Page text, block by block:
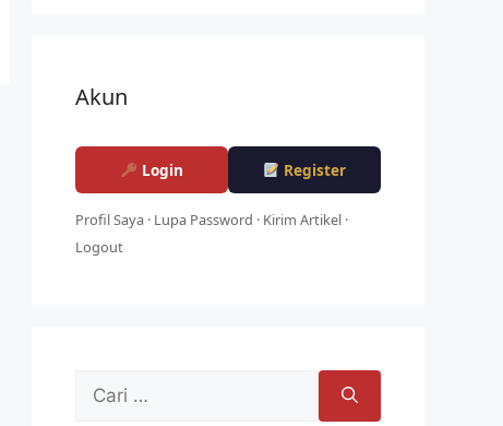
Akun
Login Register
Profil Saya · Lupa Password · Kirim Artikel ·
Logout
Cari